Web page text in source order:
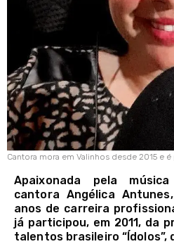
Cantora mora em Valinhos desde 2015 e
Apaixonada pela
cantora Angélica
anos de carreira
já participou, em 2011, da
talentos brasileiro “Ídolos”,